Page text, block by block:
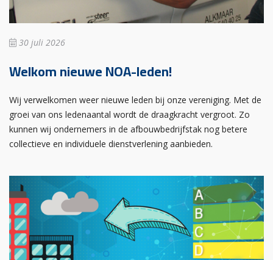
30 juli 2026
Welkom nieuwe NOA-leden!
Wij verwelkomen weer nieuwe leden bij onze vereniging. Met de
groei van ons ledenaantal wordt de draagkracht vergroot. Zo
kunnen wij ondernemers in de afbouwbedrijfstak nog betere
collectieve en individuele dienstverlening aanbieden.